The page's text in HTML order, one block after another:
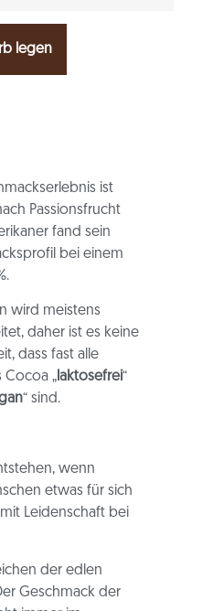
legen
ist
Passionsfrucht
fand sein
bei einem
wird meistens
daher ist es keine
dass fast alle
Cocoa „laktosefrei“
“ sind.
wenn
etwas für sich
Leidenschaft bei
der edlen
Geschmack der